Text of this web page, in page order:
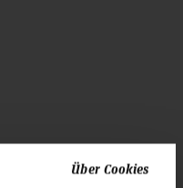
Über Cookies